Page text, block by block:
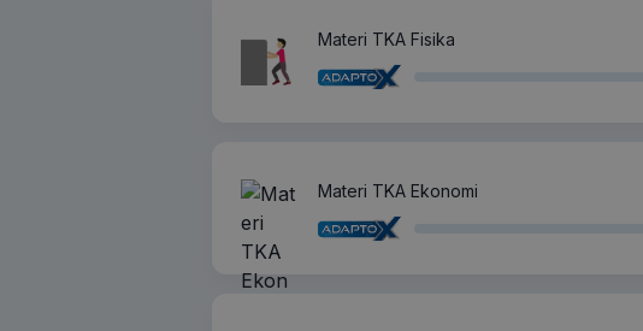
Materi TKA Fisika
Materi TKA Ekonomi